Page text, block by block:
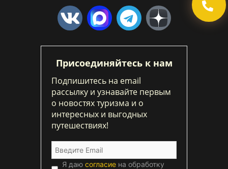
Присоединяйтесь к нам
Подпишитесь на email
рассылку и узнавайте первым
о новостях туризма и о
интересных и выгодных
путешествиях!
Я даю согласие на обработку